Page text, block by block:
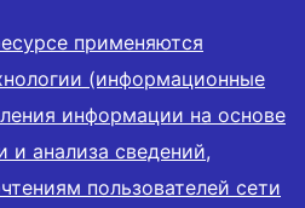
применяются
(информационные
информации на основе
и анализа сведений,
пользователей сети